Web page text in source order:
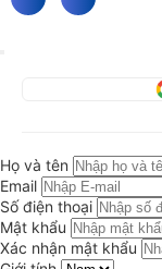
Họ và tên
Email
Số điện thoại
Mật khẩu
Xác nhận mật khẩu